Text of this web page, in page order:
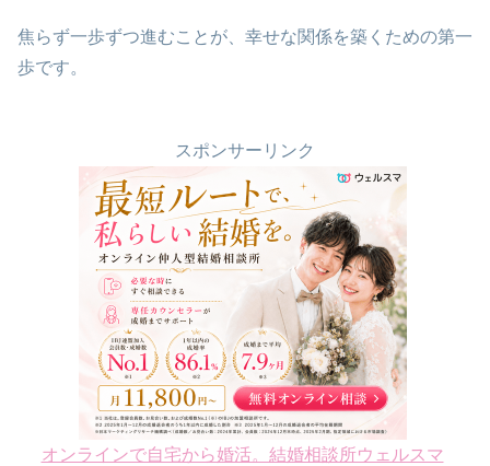
焦らず一歩ずつ進むことが、幸せな関係を築くための第一
歩です。
スポンサーリンク
オンラインで自宅から婚活。結婚相談所ウェルスマ